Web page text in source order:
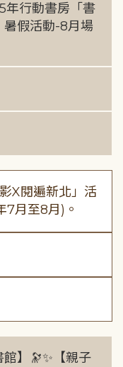
年行動書房「書
暑假活動-8月場
X閱遍新北」活
7月至8月)。
館】🔭✨【親子